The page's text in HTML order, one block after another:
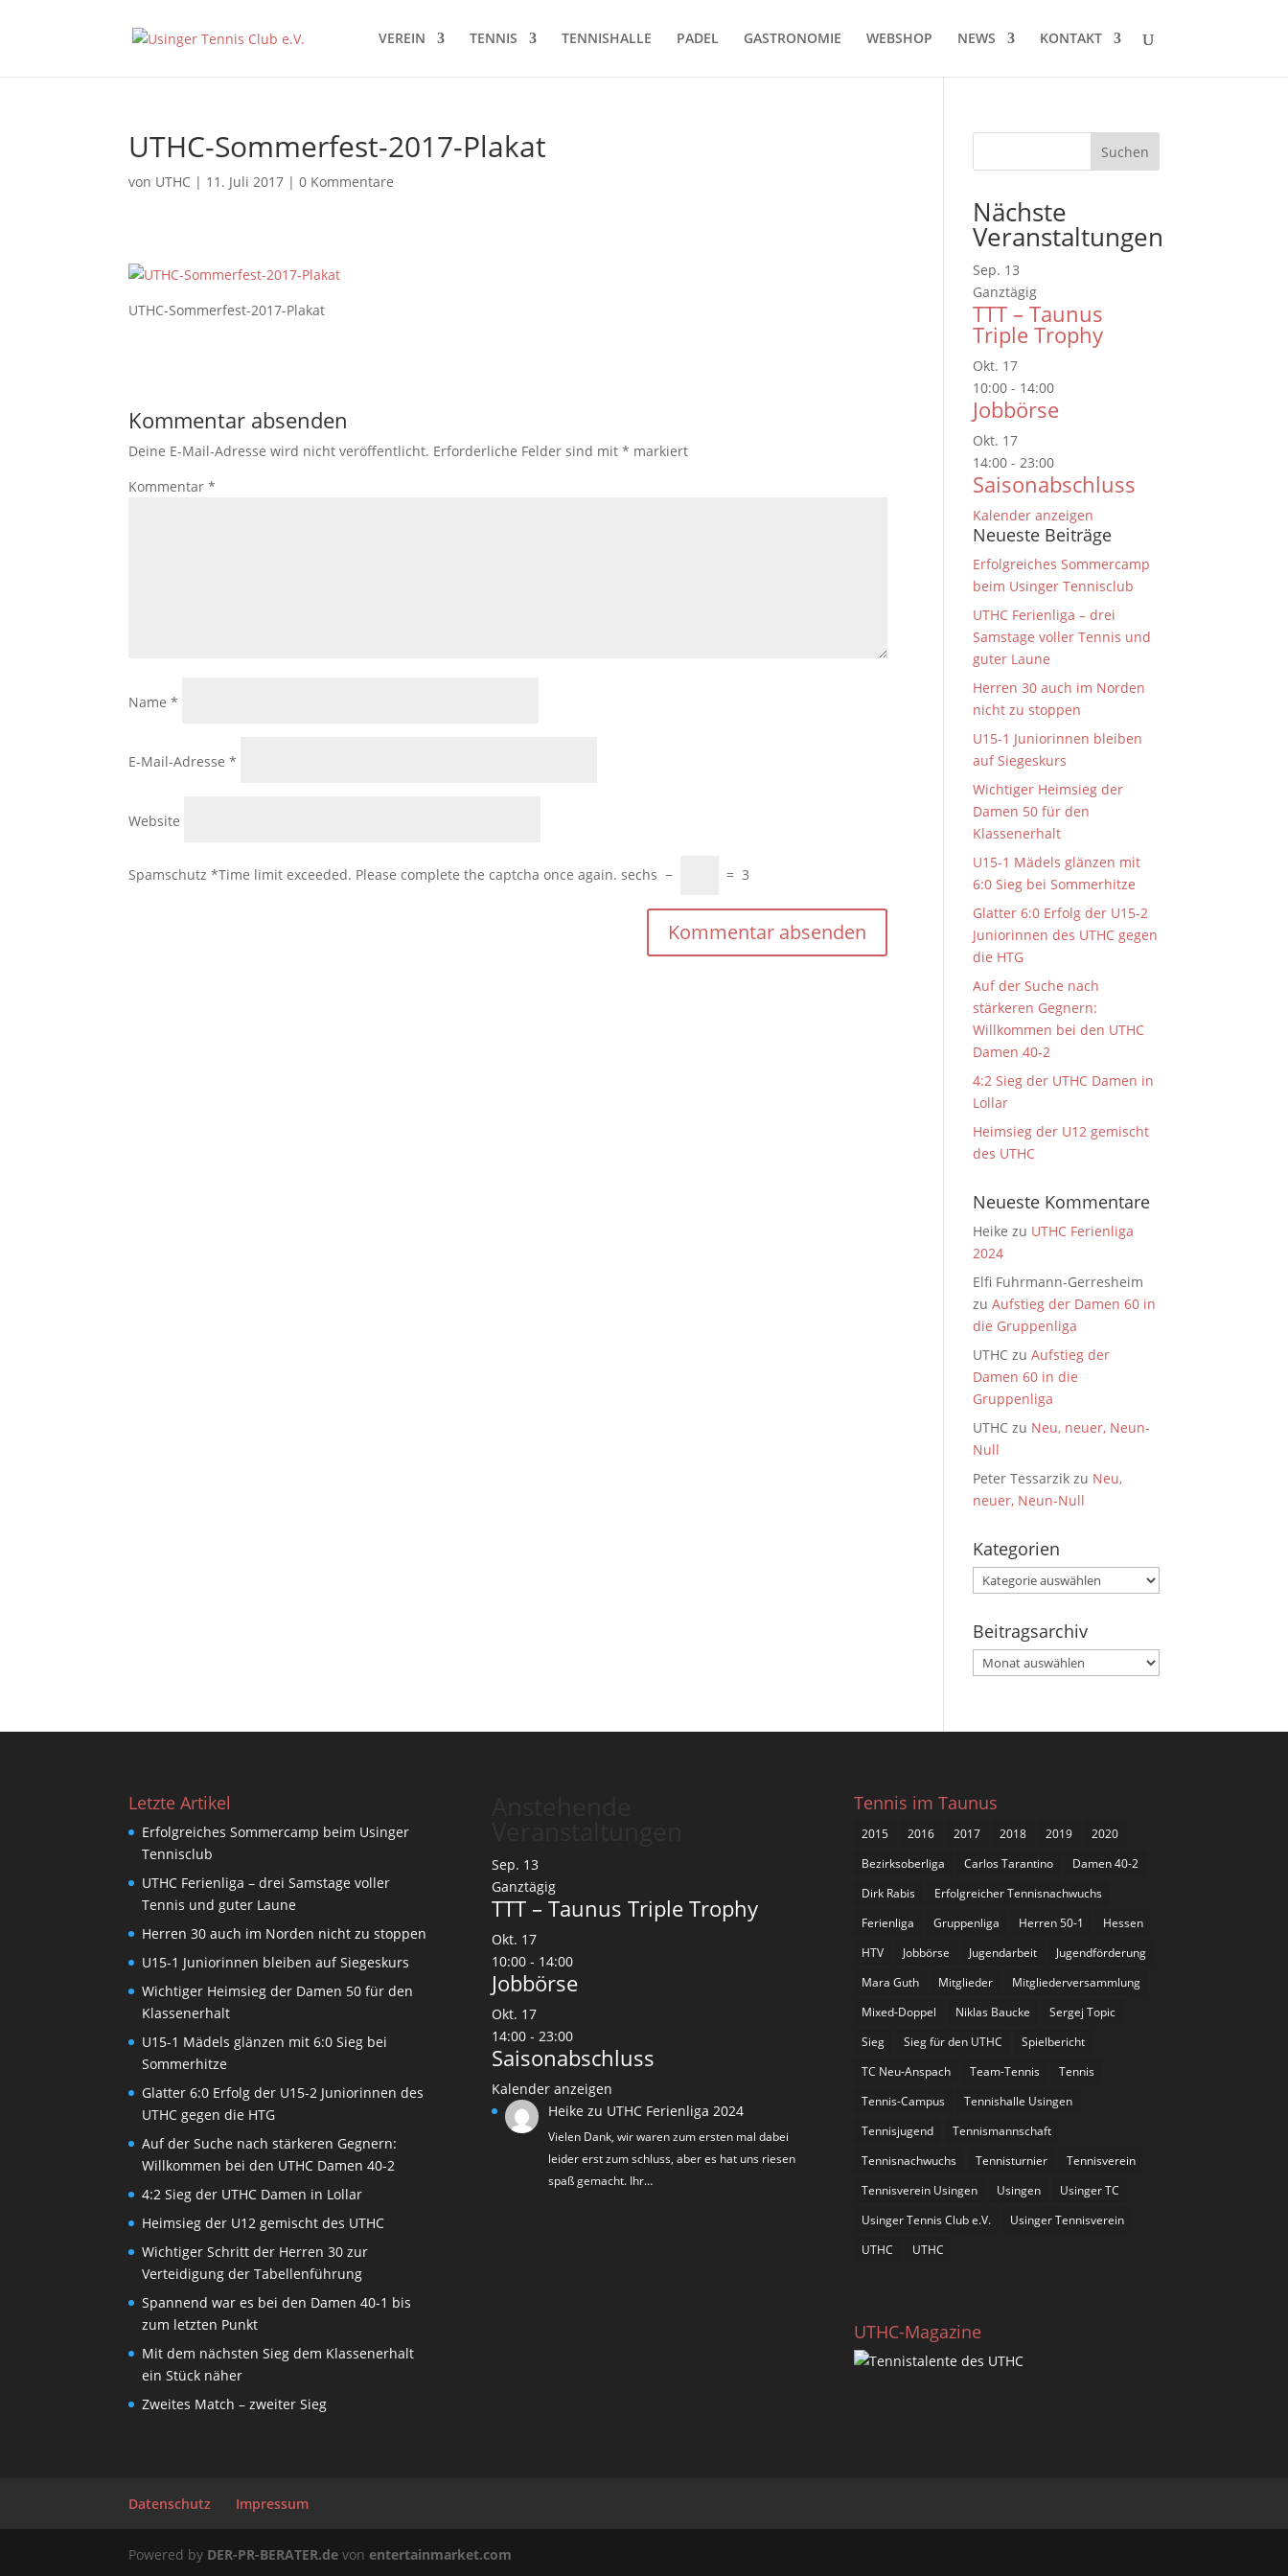
VEREIN TENNIS TENNISHALLE PADEL GASTRONOMIE WEBSHOP NEWS KONTAKT
UTHC-Sommerfest-2017-Plakat
von UTHC | 11. Juli 2017 |0 Kommentare
UTHC-Sommerfest-2017-Plakat
Kommentar absenden
Deine E-Mail-Adresse wird nicht veröffentlicht. Erforderliche Felder sind mit* markiert
Kommentar*
Name*
E-Mail-Adresse*
Website
Spamschutz *Time limit exceeded. Please complete the captcha once again. sechs − = 3
Nächste
Veranstaltungen
Sep. 13
Ganztägig
TTT – Taunus
Triple Trophy
Okt. 17
10:00 - 14:00
Jobbörse
Okt. 17
14:00 -23:00
Saisonabschluss
Kalender anzeigen
Neueste Beiträge
Erfolgreiches Sommercamp
beim Usinger Tennisclub
UTHC Ferienliga – drei
Samstage voller Tennis und
guter Laune
Herren 30 auch im Norden
nicht zu stoppen
U15-1 Juniorinnen bleiben
auf Siegeskurs
Wichtiger Heimsieg der
Damen 50 für den
Klassenerhalt
U15-1 Mädels glänzen mit
6:0 Sieg bei Sommerhitze
Glatter 6:0 Erfolg der U15-2
Juniorinnen des UTHC gegen
die HTG
Auf der Suche nach
stärkeren Gegnern:
Willkommen bei den UTHC
Damen 40-2
4:2 Sieg der UTHC Damen in
Lollar
Heimsieg der U12 gemischt
des UTHC
Neueste Kommentare
Heike zu UTHC Ferienliga
2024
Elfi Fuhrmann-Gerresheim
zuAufstieg der Damen 60 in
die Gruppenliga
UTHC zuAufstieg der
Damen 60 in die
Gruppenliga
UTHC zu Neu, neuer, Neun-
Null
Peter Tessarzik zu Neu,
neuer, Neun-Null
Kategorien
Kategorien
Beitragsarchiv
Beitragsarchiv
Letzte Artikel
Erfolgreiches Sommercamp beim Usinger
Tennisclub
UTHC Ferienliga – drei Samstage voller
Tennis und guter Laune
Herren 30 auch im Norden nicht zu stoppen
U15-1 Juniorinnen bleiben auf Siegeskurs
Wichtiger Heimsieg der Damen 50 für den
Klassenerhalt
U15-1 Mädels glänzen mit 6:0 Sieg bei
Sommerhitze
Glatter 6:0 Erfolg der U15-2 Juniorinnen des
UTHC gegen die HTG
Auf der Suche nach stärkeren Gegnern:
Willkommen bei den UTHC Damen 40-2
4:2 Sieg der UTHC Damen in Lollar
Heimsieg der U12 gemischt des UTHC
Wichtiger Schritt der Herren 30 zur
Verteidigung der Tabellenführung
Spannend war es bei den Damen 40-1 bis
zum letzten Punkt
Mit dem nächsten Sieg dem Klassenerhalt
ein Stück näher
Zweites Match – zweiter Sieg
Sep. 13
Ganztägig
TTT – Taunus Triple Trophy
Okt. 17
10:00- 14:00
Jobbörse
Okt. 17
14:00- 23:00
Saisonabschluss
Kalender anzeigen
Heike zu UTHC Ferienliga 2024
Vielen Dank, wir waren zum ersten mal dabei
leider erst zum schluss, aber es hat uns riesen
spaß gemacht. Ihr…
Tennis im Taunus
2015 2016 2017 2018 2019
2020
Bezirksoberliga
Carlos Tarantino
Damen 40-2
Dirk Rabis
Erfolgreicher Tennisnachwuchs
Ferienliga
Gruppenliga Herren 50-1
Hessen
HTV
Jobbörse Jugendarbeit
Jugendförderung
Mara Guth
Mitglieder
Mitgliederversammlung
Mixed-Doppel
Niklas Baucke
Sergej Topic
Sieg
Sieg für den UTHC
Spielbericht
TC Neu-Anspach
Team-Tennis
Tennis
Tennis-Campus
Tennishalle Usingen
Tennisjugend
Tennismannschaft
Tennisnachwuchs
Tennisturnier
Tennisverein
Tennisverein Usingen
Usingen
Usinger TC
Usinger Tennis Club e.V.
Usinger Tennisverein
UTHC
UTHC
UTHC-Magazine
Datenschutz Impressum
Powered by DER-PR-BERATER.de vonentertainmarket.com